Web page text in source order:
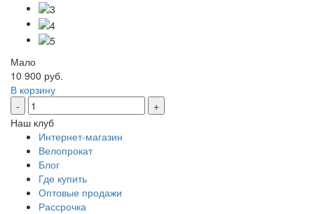
Мало
10 900 руб.
В корзину
-
+
Наш клуб
Интернет-магазин
Велопрокат
Блог
Где купить
Оптовые продажи
Рассрочка